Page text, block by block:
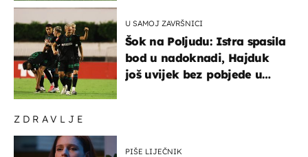
ZDRAVLJE
PIŠE LIJEČNIK
U SAMOJ ZAVRŠNICI
Šok na Poljudu: Istra spasila
bod u nadoknadi, Hajduk
još uvijek bez pobjede u